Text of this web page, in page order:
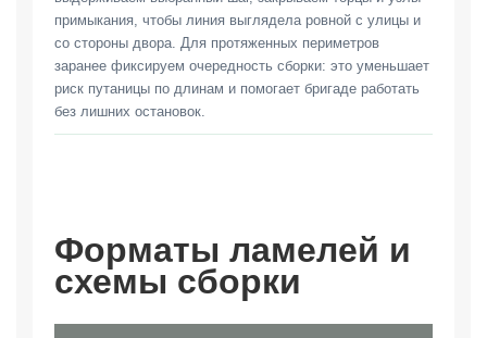
примыкания, чтобы линия выглядела ровной с улицы и
со стороны двора. Для протяженных периметров
заранее фиксируем очередность сборки: это уменьшает
риск путаницы по длинам и помогает бригаде работать
без лишних остановок.
Форматы ламелей и
схемы сборки